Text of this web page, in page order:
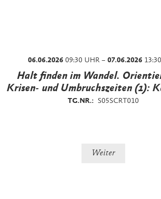
06.06.2026 09:30 UHR –07.06.2026
Halt finden im Wandel.
Krisen- und Umbruchszeiten (1):
TG.NR.: S05SCRT010